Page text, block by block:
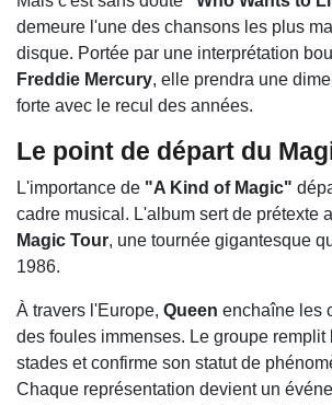
demeure l'une des chansons les plus
disque. Portée par une interprétation
Freddie Mercury, elle prendra une
forte avec le recul des années.
Le point de départ du
L'importance de "A Kind of Magic"
cadre musical. L'album sert de prétexte
Magic Tour, une tournée gigantesque
1986.
À travers l'Europe, Queen enchaîne les
des foules immenses. Le groupe remplit
stades et confirme son statut de
Chaque représentation devient un